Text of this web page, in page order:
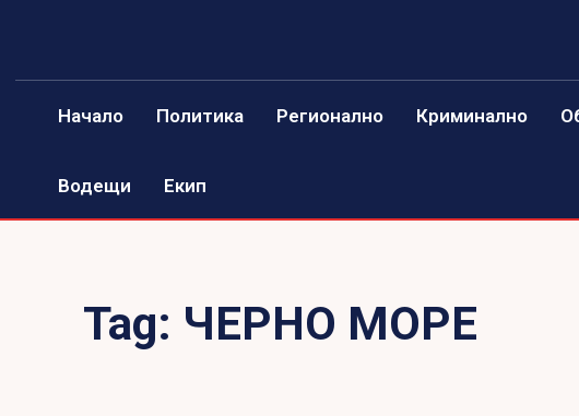
Начало Политика Регионално Криминално
Водещи Екип
Tag: ЧЕРНО МОРЕ